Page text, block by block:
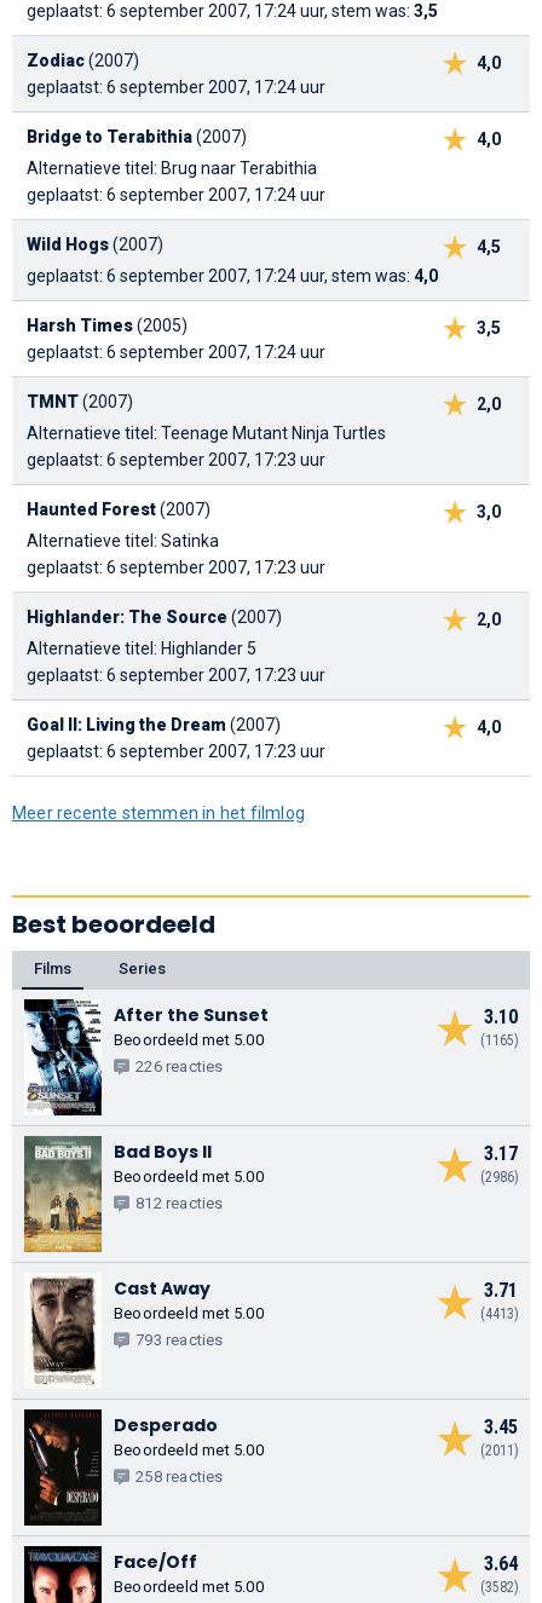
geplaatst: 6 september 2007, 17:24 uur, stem was: 3,5
4,0
Zodiac(2007)
geplaatst: 6 september 2007, 17:24 uur
4,0
Bridge to Terabithia(2007)
Alternatieve titel: Brug naar Terabithia
geplaatst: 6 september 2007, 17:24 uur
4,5
Wild Hogs(2007)
geplaatst: 6 september 2007, 17:24 uur, stem was: 4,0
3,5
Harsh Times(2005)
geplaatst: 6 september 2007, 17:24 uur
2,0
TMNT(2007)
Alternatieve titel: Teenage Mutant Ninja Turtles
geplaatst: 6 september 2007, 17:23 uur
3,0
Haunted Forest(2007)
Alternatieve titel: Satinka
geplaatst: 6 september 2007, 17:23 uur
2,0
Highlander: The Source (2007)
Alternatieve titel: Highlander 5
geplaatst: 6 september 2007, 17:23 uur
4,0
Goal II: Living the Dream (2007)
geplaatst: 6 september 2007, 17:23 uur
Meer recente stemmen in het filmlog
Best beoordeeld
Films Series
3.10
(1165)
After the Sunset
Beoordeeld met 5.00
226 reacties
3.17
(2986)
Bad Boys II
Beoordeeld met 5.00
812 reacties
3.71
(4413)
Cast Away
Beoordeeld met 5.00
793 reacties
3.45
(2011)
Desperado
Beoordeeld met 5.00
258 reacties
3.64
(3582)
Face/Off
Beoordeeld met 5.00